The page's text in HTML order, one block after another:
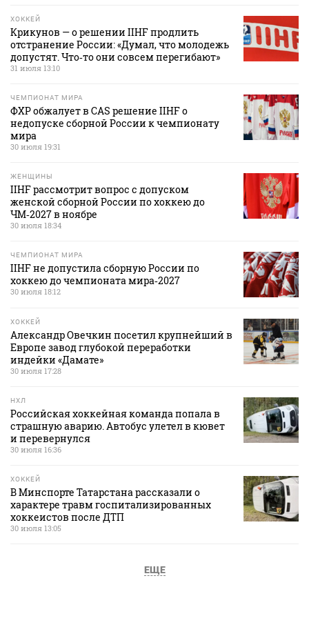
ХОККЕЙ
Крикунов — о решении IIHF продлить
отстранение России: «Думал, что молодежь
допустят. Что‑то они совсем перегибают»
31 июля 13:10
ЧЕМПИОНАТ МИРА
ФХР обжалует в CAS решение IIHF о
недопуске сборной России к чемпионату
мира
30 июля 19:31
ЖЕНЩИНЫ
IIHF рассмотрит вопрос с допуском
женской сборной России по хоккею до
ЧМ‑2027 в ноябре
30 июля 18:34
ЧЕМПИОНАТ МИРА
IIHF не допустила сборную России по
хоккею до чемпионата мира‑2027
30 июля 18:12
ХОККЕЙ
Александр Овечкин посетил крупнейший в
Европе завод глубокой переработки
индейки «Дамате»
30 июля 17:28
НХЛ
Российская хоккейная команда попала в
страшную аварию. Автобус улетел в кювет
и перевернулся
30 июля 16:36
ХОККЕЙ
В Минспорте Татарстана рассказали о
характере травм госпитализированных
хоккеистов после ДТП
30 июля 13:05
ЕЩЕ